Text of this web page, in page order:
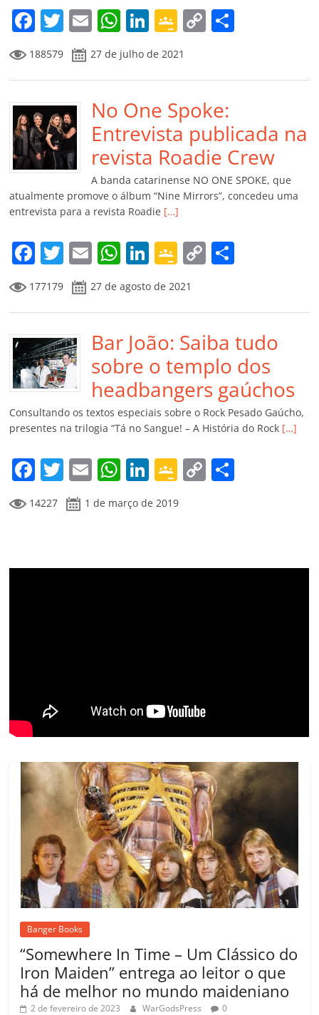
m
F
a
c
e
b
o
o
k
T
w
itt
er
E
m
ai
l
W
h
at
s
A
p
p
Li
n
k
e
dI
n
G
o
o
gl
e
Cl
a
ss
ro
o
m
C
y
Li
n
k
p
til
h
ar
188579 27 de julho de 2021
No One Spoke:
Entrevista publicada na
revista Roadie Crew
A banda catarinense NO ONE SPOKE, que
atualmente promove o álbum “Nine Mirrors”, concedeu uma
entrevista para a revista Roadie […]
F
a
c
e
b
o
o
k
T
w
itt
er
E
m
ai
l
W
at
s
A
p
p
Li
n
k
e
dI
n
G
o
o
gl
e
Cl
a
ss
ro
o
m
C
y
Li
n
k
p
ar
til
h
ar
177179 27 de agosto de 2021
Bar João: Saiba tudo
sobre o templo dos
headbangers gaúchos
Consultando os textos especiais sobre o Rock Pesado Gaúcho,
presentes na trilogia “Tá no Sangue! – A História do Rock […]
F
a
c
b
T
w
itt
E
m
ai
W
at
A
Li
n
k
dI
G
o
o
e
m
C
Li ar
14227 1 de março de 2019
Banger Books
“Somewhere In Time – Um Clássico do
Iron Maiden” entrega ao leitor o que
há de melhor no mundo maideniano
2 de fevereiro de 2023 WarGodsPress 0